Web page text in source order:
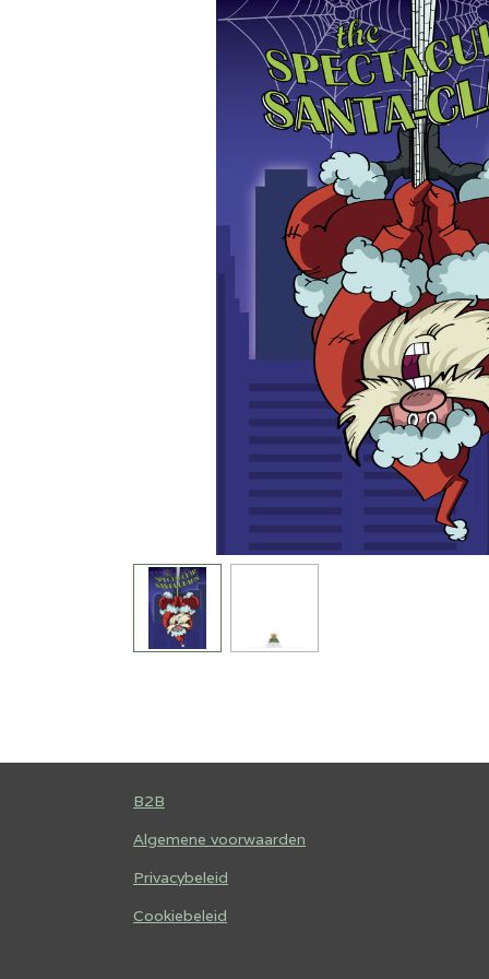
B2B
Algemene voorwaarden
Privacybeleid
Cookiebeleid